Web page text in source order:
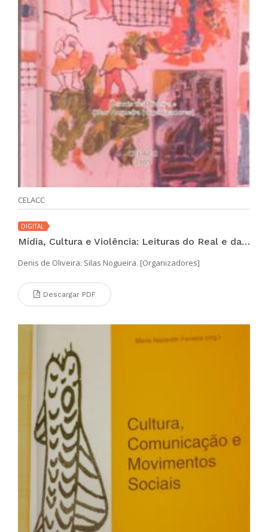
CELACC
DIGITAL
Mídia, Cultura e Violência: Leituras do Real e da Representação na Sociedade Midiatizada
Denis de Oliveira. Silas Nogueira. [Organizadores]
Descargar PDF